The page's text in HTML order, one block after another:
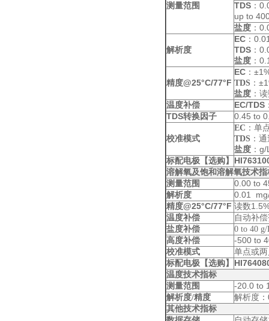
测量范围
TDS ：
up to
盐度 ：
解析度
EC ：
TDS ：
盐度 ：
精度@25°C/77°F
EC ：
TDS ：
盐度 ：
温度补偿 EC/TDS
TDS转换因子 0.45 to
校准模式
EC ： 单
TDS ： 通
盐度 ： g/
标配电极【选购】
溶解氧及饱和溶解氧技术指
测量范围
0.00 to
解析度 0.01
精度@25°C/77°F 读数
温度补偿
自动补
盐度补偿
0 to 40
高度补偿
-500 to
校准模式
单点或
标配电极 【选购】
温度技术指标
测量范围
-20.0 to
解析度/精度 解析度
其他技术指标